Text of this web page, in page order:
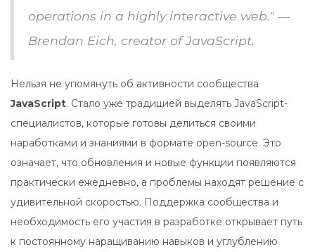
operations in a highly interactive web." —
Brendan Eich, creator of JavaScript.
Нельзя не упомянуть об активности сообщества
JavaScript. Стало уже традицией выделять JavaScript-
специалистов, которые готовы делиться своими
наработками и знаниями в формате open-source. Это
означает, что обновления и новые функции появляются
практически ежедневно, а проблемы находят решение с
удивительной скоростью. Поддержка сообщества и
необходимость его участия в разработке открывает путь
к постоянному наращиванию навыков и углублению